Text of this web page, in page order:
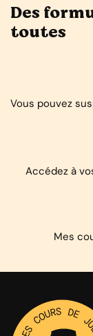
Des
toutes
Vous pouvez
Accédez à
Mes